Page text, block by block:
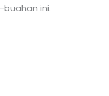
ini.